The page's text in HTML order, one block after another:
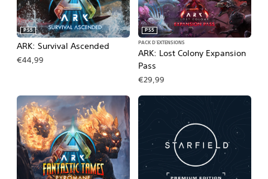
ARK: Survival Ascended
PS5
€44,99
ARK: Lost Colony Expansion
Pass
PS5
PACK D'EXTENSIONS
€29,99